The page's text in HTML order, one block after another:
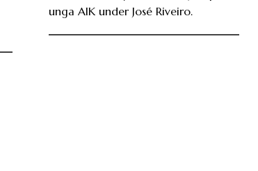
unga AIK under José Riveiro.